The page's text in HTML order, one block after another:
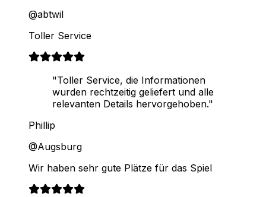
@abtwil
Toller Service
"Toller Service, die Informationen
wurden rechtzeitig geliefert und alle
relevanten Details hervorgehoben."
Phillip
@Augsburg
Wir haben sehr gute Plätze für das Spiel